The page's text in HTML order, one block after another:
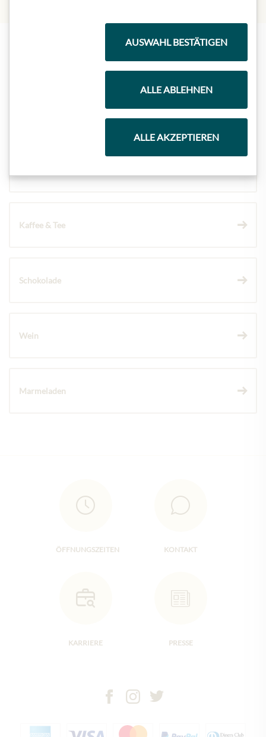
Highlights aus unserem Sortiment
Kaffee & Tee
Schokolade
Wein
Marmeladen
ÖFFNUNGSZEITEN KONTAKT
KARRIERE PRESSE
AUSWAHL BESTÄTIGEN
ALLE ABLEHNEN
ALLE AKZEPTIEREN